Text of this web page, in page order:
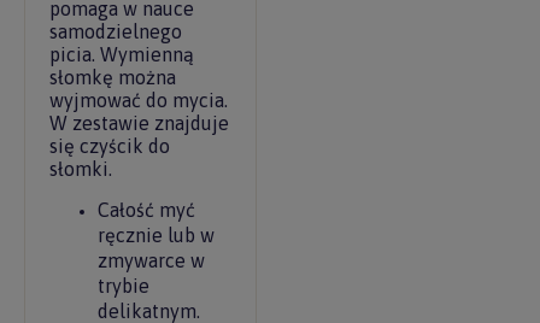
pomaga w nauce
samodzielnego
picia. Wymienną
słomkę można
wyjmować do mycia.
W zestawie znajduje
się czyścik do
słomki.
Całość myć
ręcznie lub w
zmywarce w
trybie
delikatnym.